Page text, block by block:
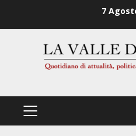
7
PRIMÄRES